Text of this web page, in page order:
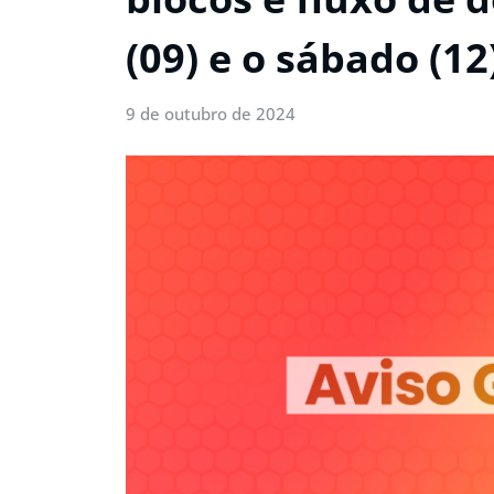
(09) e o sábado
9 de outubro de 2024